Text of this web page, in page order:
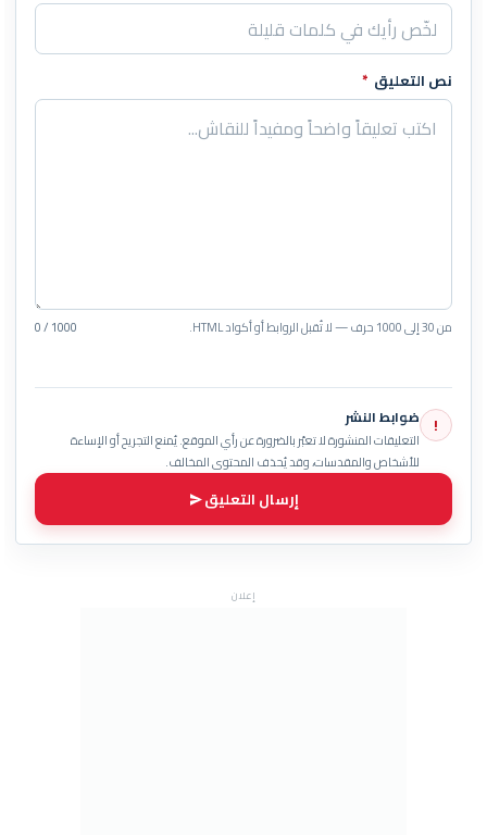
نص التعليق *
من 30 إلى 1000 حرف — لا تُقبل الروابط أو أكواد HTML. 0 / 1000
! ضوابط النشر
التعليقات المنشورة لا تعبّر بالضرورة عن رأي الموقع. يُمنع التجريح أو الإساءة
للأشخاص والمقدسات، وقد يُحذف المحتوى المخالف.
إرسال التعليق
إعلان